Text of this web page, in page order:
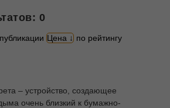
0
Цена по рейтингу
– устройство, создающее
очень близкий к бумажно-